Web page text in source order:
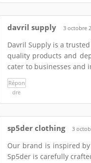
davril supply 3 octobre
Davril Supply is a
quality products and
cater to businesses and
Répon
dre
sp5der clothing​ 3
Our brand is inspired
Sp5der is carefully